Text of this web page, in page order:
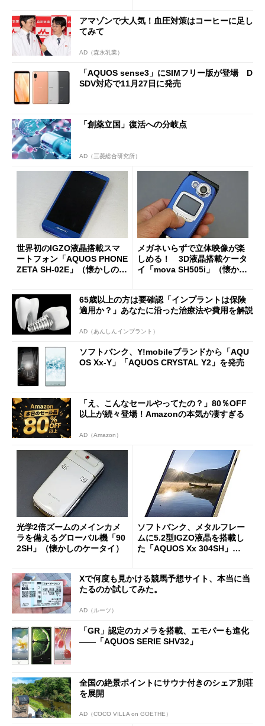
アマゾンで大人気！血圧対策はコーヒーに足し
てみて
AD（森永乳業）
「AQUOS sense3」にSIMフリー版が登場 D
SDV対応で11月27日に発売
「創薬立国」復活への分岐点
AD（三菱総合研究所）
世界初のIGZO液晶搭載スマ
ートフォン「AQUOS PHONE
ZETA SH-02E」（懐かしのケ
メガネいらずで立体映像が楽
しめる！ 3D液晶搭載ケータ
イ「mova SH505i」（懐かし
65歳以上の方は要確認「インプラントは保険
適用か？」あなたに沿った治療法や費用を解説
AD（あんしんインプラント）
ソフトバンク、Y!mobileブランドから「AQU
OS Xx-Y」「AQUOS CRYSTAL Y2」を発売
「え、こんなセールやってたの？」80％OFF
以上が続々登場！Amazonの本気が凄すぎる
AD（Amazon）
光学2倍ズームのメインカメ
ラを備えるグローバル機「90
2SH」（懐かしのケータイ）
ソフトバンク、メタルフレー
ムに5.2型IGZO液晶を搭載し
た「AQUOS Xx 304SH」を
Xで何度も見かける競馬予想サイト、本当に当
たるのか試してみた。
AD（ルーツ）
「GR」認定のカメラを搭載、エモパーも進化
――「AQUOS SERIE SHV32」
全国の絶景ポイントにサウナ付きのシェア別荘
を展開
AD（COCO VILLA on GOETHE）